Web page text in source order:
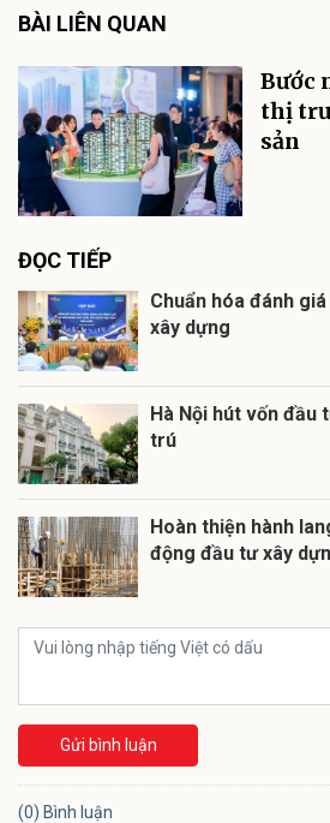
BÀI LIÊN QUAN
Bước
thị
sản
ĐỌC TIẾP
Chuẩn hóa đánh
xây dựng
Hà Nội hút vốn đầu
trú
Hoàn thiện hành
động đầu tư xây
Gửi bình luận
(0) Bình luận